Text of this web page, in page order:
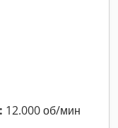
12.000 об/мин